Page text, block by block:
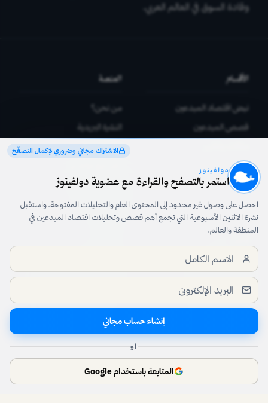
الاشتراك مجاني وضروري لإكمال التصفّح
دولفينوز
استمر بالتصفح والقراءة مع عضوية دولفينوز
احصل على وصول غير محدود إلى المحتوى العام والتحليلات المفتوحة، واستقبل
نشرة الاثنين الأسبوعية التي تجمع أهم قصص وتحليلات اقتصاد المبدعين في
المنطقة والعالم.
إنشاء حساب مجاني
أو
المتابعة باستخدام Google
وقادة السوق في العالم العربي.
الأقسام
نبض اقتصاد المبدعين
قصص المبدعين
المنصة
من نحن؟
النشرة البريدية
تواصل معنا
الأسئلة الشائعة
رشّح قصة
سياسة الخصوصية
شروط الاستخدام
الشفافية والأمان
2026
دولفينوز · جميع الحقوق محفوظة
من دبي 🌴❤️